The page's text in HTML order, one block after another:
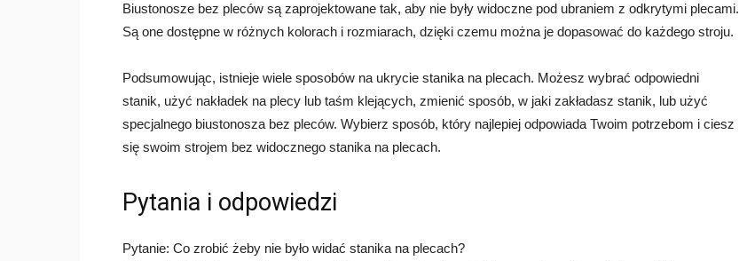
Biustonosze bez pleców są zaprojektowane tak, aby nie były widoczne pod ubraniem z odkrytymi plecami.
Są one dostępne w różnych kolorach i rozmiarach, dzięki czemu można je dopasować do każdego stroju.
Podsumowując, istnieje wiele sposobów na ukrycie stanika na plecach. Możesz wybrać odpowiedni
stanik, użyć nakładek na plecy lub taśm klejących, zmienić sposób, w jaki zakładasz stanik, lub użyć
specjalnego biustonosza bez pleców. Wybierz sposób, który najlepiej odpowiada Twoim potrzebom i ciesz
się swoim strojem bez widocznego stanika na plecach.
Pytania i odpowiedzi
Pytanie: Co zrobić żeby nie było widać stanika na plecach?